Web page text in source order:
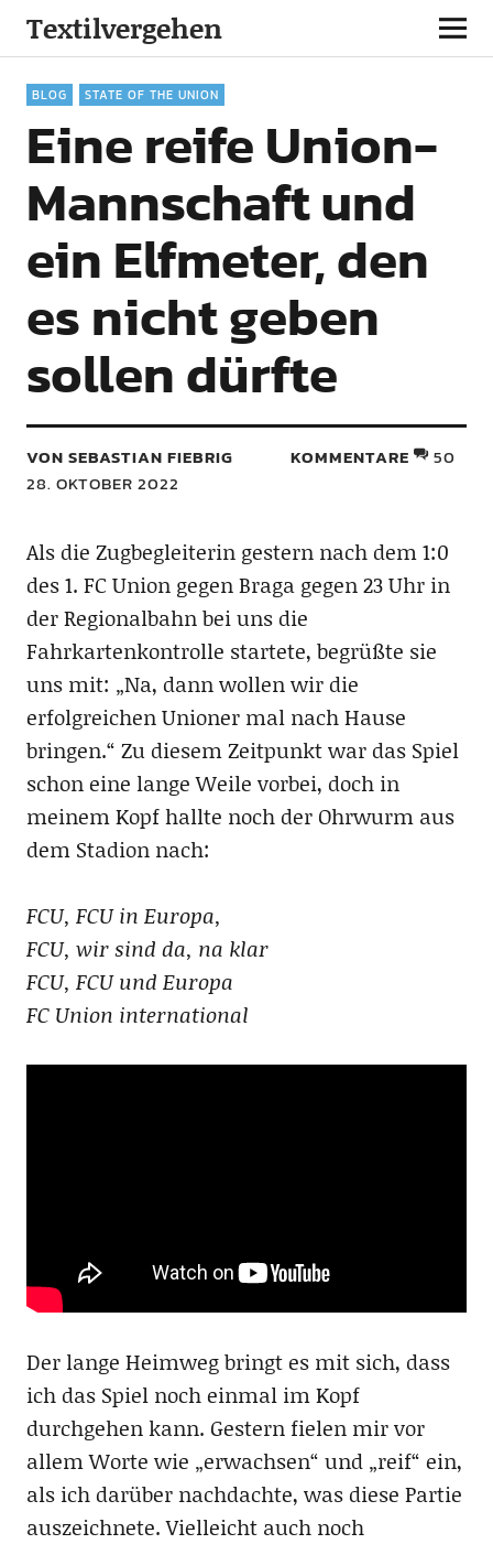
Textilvergehen
BLOG STATE OF THE UNION
Eine reife Union-
Mannschaft und
ein Elfmeter, den
es nicht geben
sollen dürfte
VON SEBASTIAN FIEBRIG
28. OKTOBER 2022
KOMMENTARE 50
Als die Zugbegleiterin gestern nach dem 1:0
des 1. FC Union gegen Braga gegen 23 Uhr in
der Regionalbahn bei uns die
Fahrkartenkontrolle startete, begrüßte sie
uns mit: „Na, dann wollen wir die
erfolgreichen Unioner mal nach Hause
bringen.“ Zu diesem Zeitpunkt war das Spiel
schon eine lange Weile vorbei, doch in
meinem Kopf hallte noch der Ohrwurm aus
dem Stadion nach:
FCU, FCU in Europa,
FCU, wir sind da, na klar
FCU, FCU und Europa
FC Union international
Der lange Heimweg bringt es mit sich, dass
ich das Spiel noch einmal im Kopf
durchgehen kann. Gestern fielen mir vor
allem Worte wie „erwachsen“ und „reif“ ein,
als ich darüber nachdachte, was diese Partie
auszeichnete. Vielleicht auch noch